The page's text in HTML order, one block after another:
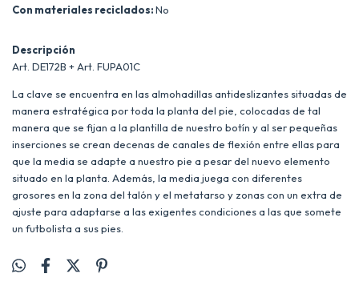
Con materiales reciclados:No
Descripción
Art. DE172B + Art. FUPA01C
La clave se encuentra en las almohadillas antideslizantes situadas de
manera estratégica por toda la planta del pie, colocadas de tal
manera que se fijan a la plantilla de nuestro botín y al ser pequeñas
inserciones se crean decenas de canales de flexión entre ellas para
que la media se adapte a nuestro pie a pesar del nuevo elemento
situado en la planta. Además, la media juega con diferentes
grosores en la zona del talón y el metatarso y zonas con un extra de
ajuste para adaptarse a las exigentes condiciones a las que somete
un futbolista a sus pies.